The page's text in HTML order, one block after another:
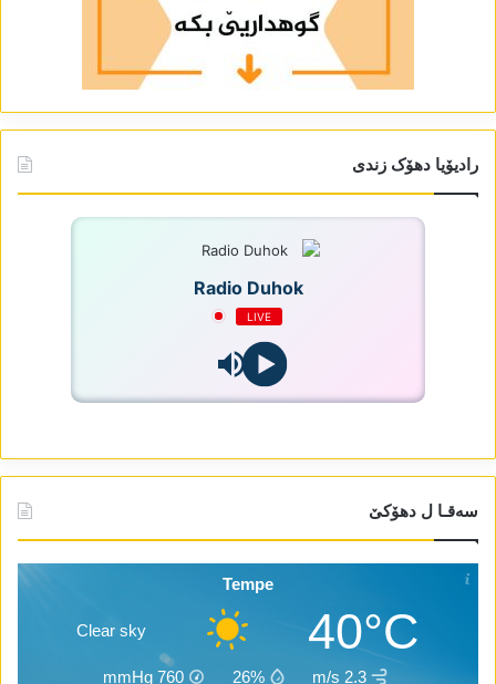
رادیۆیا دھۆک زندی
Radio Duhok
LIVE
سەقـا ل دھۆکێ
Tempe
40°C
Clear sky
2.3 m/s
26%
760
mmHg